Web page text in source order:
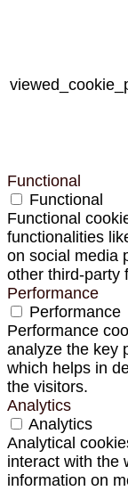
Functional
Functional
Functional
functionalities
on social media
other third-party
Performance
Performance
Performance
analyze the key
which helps in
the visitors.
Analytics
Analytics
Analytical
interact with the
information on